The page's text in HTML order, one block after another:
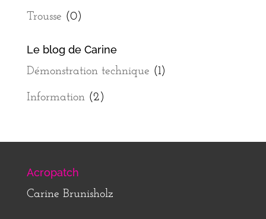
Trousse (0)
Le blog de Carine
Démonstration technique (1)
Information(2)
Acropatch
Carine Brunisholz